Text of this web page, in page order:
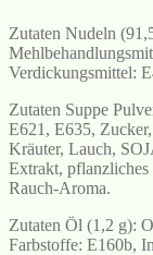
Zutaten Nudeln
Verdickungsmittel:
Zutaten Suppe
E621, E635,
Kräuter, Lauch,
Extrakt,
Rauch-Aroma.
Zutaten Öl (1,2 g):
Farbstoffe: E160b,